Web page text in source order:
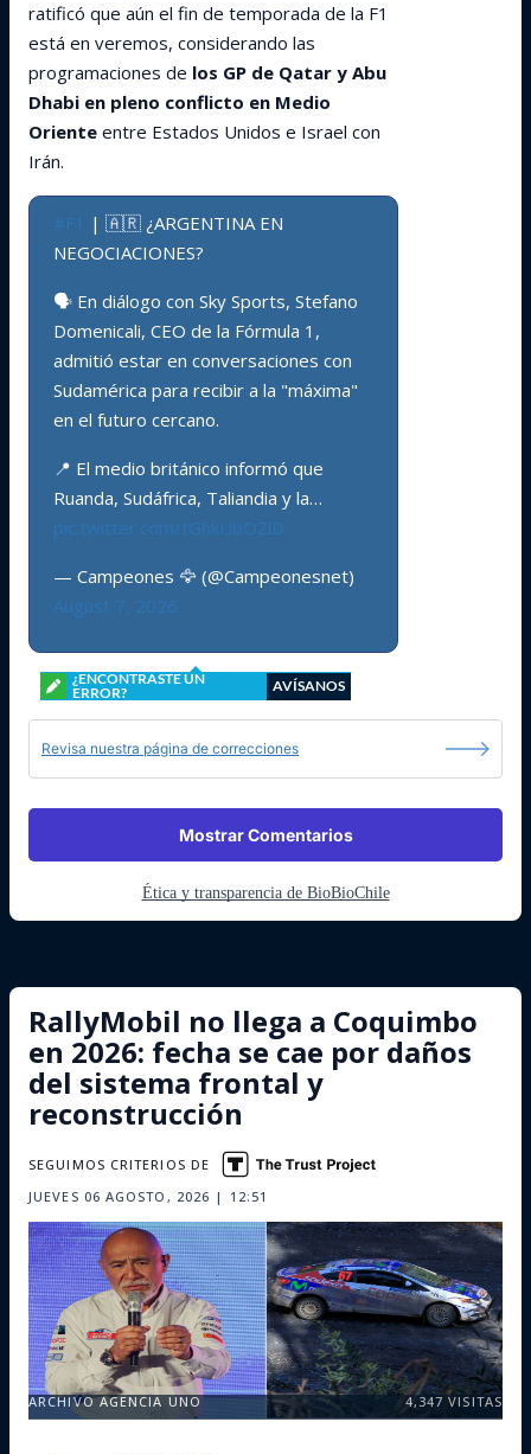
ratificó que aún el fin de temporada de la F1
está en veremos, considerando las
programaciones de los GP de Qatar y Abu
Dhabi en pleno conflicto en Medio
Oriente entre Estados Unidos e Israel con
Irán.
#F1 | 🇦🇷 ¿ARGENTINA EN
NEGOCIACIONES?
🗣️ En diálogo con Sky Sports, Stefano
Domenicali, CEO de la Fórmula 1,
admitió estar en conversaciones con
Sudamérica para recibir a la "máxima"
en el futuro cercano.
📍 El medio británico informó que
Ruanda, Sudáfrica, Taliandia y la…
pic.twitter.com/tGhkUbOZlD
— Campeones 🦅 (@Campeonesnet)
August 7, 2026
¿ENCONTRASTE UN
ERROR?
AVÍSANOS
Revisa nuestra página de correcciones
Mostrar Comentarios
Ética y transparencia de BioBioChile
RallyMobil no llega a Coquimbo
en 2026: fecha se cae por daños
del sistema frontal y
reconstrucción
JUEVES 06 AGOSTO, 2026 | 12:51
SEGUIMOS CRITERIOS DE
ARCHIVO AGENCIA UNO 4,347 VISITAS